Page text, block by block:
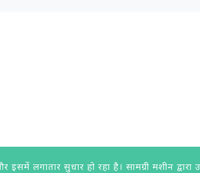
लगातार सुधार हो रहा है। सामग्री मशीन